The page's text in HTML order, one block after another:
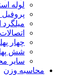
لوله
پروفیل
میلگرد
چهار
شش
سایر
محاسبه وزن